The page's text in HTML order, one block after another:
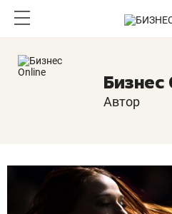
Бизнес
Автор